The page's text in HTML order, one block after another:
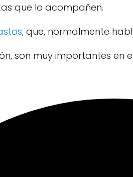
que lo acompañen.
, que, normalmente
son muy importantes en